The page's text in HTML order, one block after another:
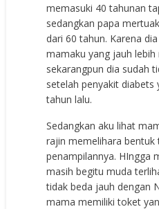
memasuki 40 tahunan
sedangkan papa
dari 60 tahun. Karena
mamaku yang jauh
sekarangpun dia sudah
setelah penyakit diabets
tahun lalu.
Sedangkan aku lihat
rajin memelihara bentuk
penampilannya. HIngga
masih begitu muda
tidak beda jauh dengan
mama memiliki toket